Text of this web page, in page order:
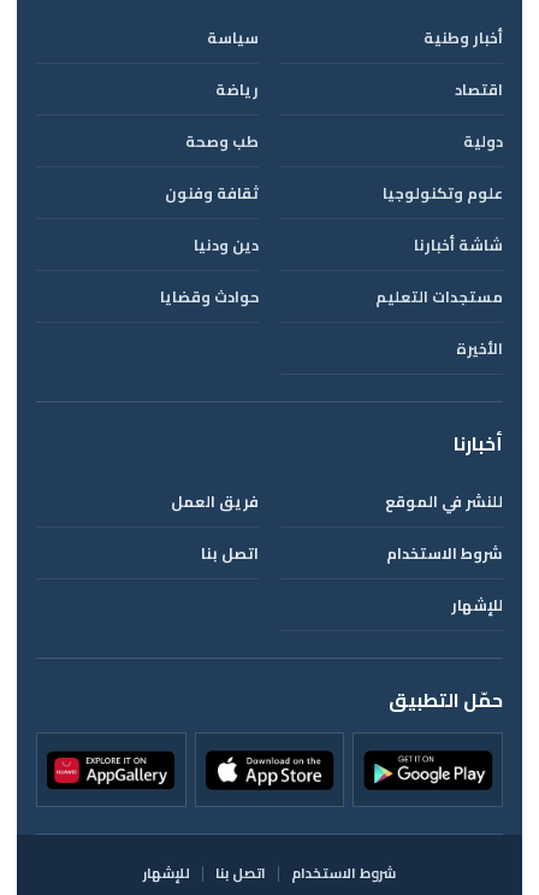
أخبار وطنية
سياسة
اقتصاد
رياضة
دولية
طب وصحة
علوم وتكنولوجيا
ثقافة وفنون
شاشة أخبارنا
دين ودنيا
مستجدات التعليم
حوادث وقضايا
الأخيرة
أخبارنا
للنشر في الموقع
فريق العمل
شروط الاستخدام
اتصل بنا
للإشهار
حمّل التطبيق
شروط الاستخدام اتصل بنا للإشهار